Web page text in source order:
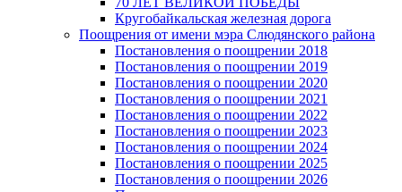
Кругобайкальская железная дорога
Поощрения от имени мэра Слюдянского района
Постановления о поощрении 2018
Постановления о поощрении 2019
Постановления о поощрении 2020
Постановления о поощрении 2021
Постановления о поощрении 2022
Постановления о поощрении 2023
Постановления о поощрении 2024
Постановления о поощрении 2025
Постановления о поощрении 2026